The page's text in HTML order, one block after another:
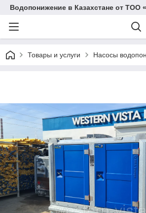
Водопонижение в Казахстане от ТОО
Товары и услуги Насосы